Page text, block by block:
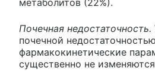
метаболитов (22%).
Почечная недостаточность.
почечной недостаточностью
фармакокинетические
существенно не